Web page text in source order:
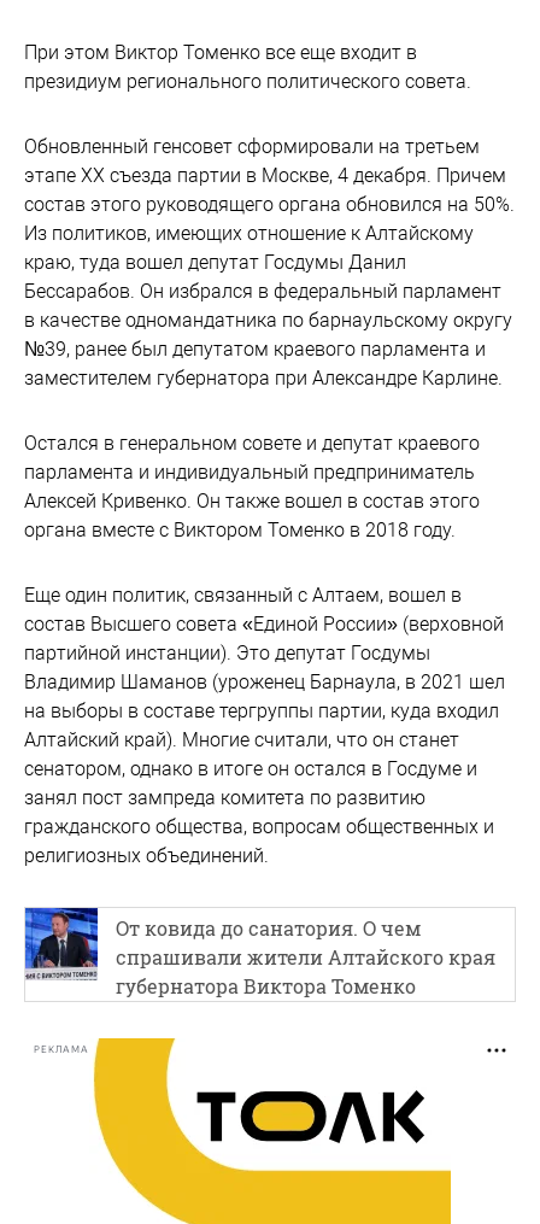
При этом Виктор Томенко все еще входит в
президиум регионального политического совета.
Обновленный генсовет сформировали на третьем
этапе XX съезда партии в Москве, 4 декабря. Причем
состав этого руководящего органа обновился на 50%.
Из политиков, имеющих отношение к Алтайскому
краю, туда вошел депутат Госдумы Данил
Бессарабов. Он избрался в федеральный парламент
в качестве одномандатника по барнаульскому округу
№39, ранее был депутатом краевого парламента и
заместителем губернатора при Александре Карлине.
Остался в генеральном совете и депутат краевого
парламента и индивидуальный предприниматель
Алексей Кривенко. Он также вошел в состав этого
органа вместе с Виктором Томенко в 2018 году.
Еще один политик, связанный с Алтаем, вошел в
состав Высшего совета «Единой России» (верховной
партийной инстанции). Это депутат Госдумы
Владимир Шаманов (уроженец Барнаула, в 2021 шел
на выборы в составе тергруппы партии, куда входил
Алтайский край). Многие считали, что он станет
сенатором, однако в итоге он остался в Госдуме и
занял пост зампреда комитета по развитию
гражданского общества, вопросам общественных и
религиозных объединений.
От ковида до санатория. О чем
спрашивали жители Алтайского края
губернатора Виктора Томенко
РЕКЛАМА